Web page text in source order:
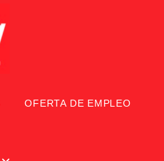
OFERTA DE EMPLEO